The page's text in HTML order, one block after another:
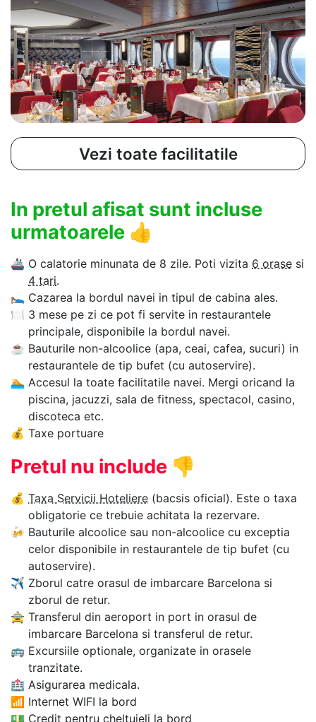
Vezi toate facilitatile
In pretul afisat sunt incluse
urmatoarele 👍
🚢 O calatorie minunata de 8 zile. Poti vizita 6 orase si
4 tari.
🛌 Cazarea la bordul navei in tipul de cabina ales.
🍽 3 mese pe zi ce pot fi servite in restaurantele
principale, disponibile la bordul navei.
☕ Bauturile non-alcoolice (apa, ceai, cafea, sucuri) in
restaurantele de tip bufet (cu autoservire).
🏊‍ Accesul la toate facilitatile navei. Mergi oricand la
piscina, jacuzzi, sala de fitness, spectacol, casino,
discoteca etc.
💰 Taxe portuare
Pretul nu include 👎
💰 Taxa Servicii Hoteliere (bacsis oficial). Este o taxa
obligatorie ce trebuie achitata la rezervare.
🍻 Bauturile alcoolice sau non-alcoolice cu exceptia
celor disponibile in restaurantele de tip bufet (cu
autoservire).
✈ Zborul catre orasul de imbarcare Barcelona si
zborul de retur.
🚖 Transferul din aeroport in port in orasul de
imbarcare Barcelona si transferul de retur.
🚌 Excursiile optionale, organizate in orasele
tranzitate.
🏥 Asigurarea medicala.
📶 Internet WIFI la bord
💵 Credit pentru cheltuieli la bord